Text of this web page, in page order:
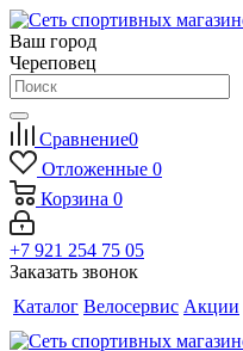
Ваш город
Череповец
Сравнение0
Отложенные 0
Корзина 0
+7 921 254 75 05
Заказать звонок
Каталог Велосервис Акции